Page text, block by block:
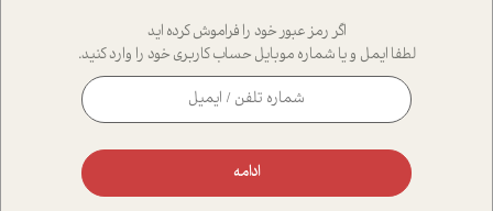
اگر رمز عبور خود را فراموش کرده اید
لطفا ایمل و یا شماره موبایل حساب کاربری خود را وارد کنید.
ادامه